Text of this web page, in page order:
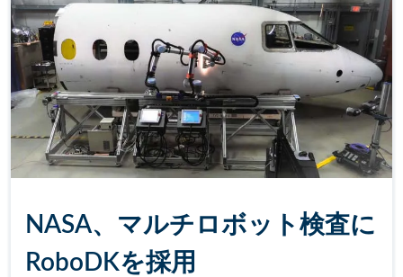
NASA、マルチロボット検査に
RoboDKを採用